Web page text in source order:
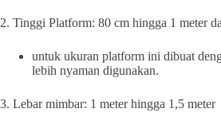
2. Tinggi Platform: 80 cm hingga 1 meter
untuk ukuran platform ini dibuat
lebih nyaman digunakan.
3. Lebar mimbar: 1 meter hingga 1,5 meter